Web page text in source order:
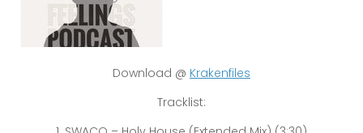
Download @ Krakenfiles
Tracklist: